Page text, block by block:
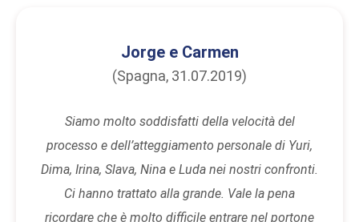
Jorge e Carmen
(Spagna, 31.07.2019)
Siamo molto soddisfatti della velocità del
processo e dell’atteggiamento personale di Yuri,
Dima, Irina, Slava, Nina e Luda nei nostri confronti.
Ci hanno trattato alla grande. Vale la pena
ricordare che è molto difficile entrare nel portone